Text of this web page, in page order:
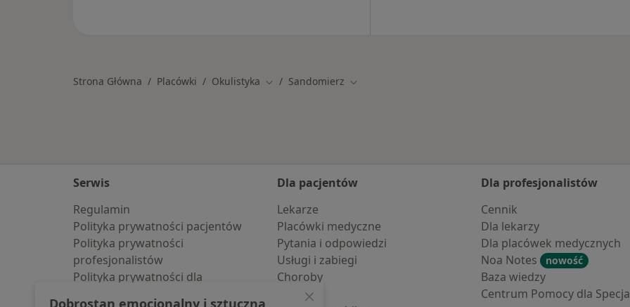
Strona Główna Placówki Okulistyka Zmień miasto
Sandomierz Zmień miasto
Serwis
Regulamin
Polityka prywatności pacjentów
Polityka prywatności
profesjonalistów
Polityka prywatności dla
Dla pacjentów
Lekarze
Placówki medyczne
Pytania i odpowiedzi
Usługi i zabiegi
Choroby
Pomoc
Dla profesjonalistów
Cennik
Dla lekarzy
Dla placówek medycznych
Noa Notes
nowość
Baza wiedzy
Centrum Pomocy dla
Dobrostan emocjonalny i sztuczna